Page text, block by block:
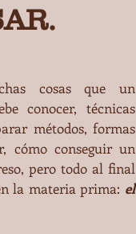
cosas que un
conocer, técnicas
métodos, formas
cómo conseguir un
pero todo al final
la materia prima: el